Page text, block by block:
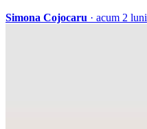
Simona Cojocaru · acum 2 luni